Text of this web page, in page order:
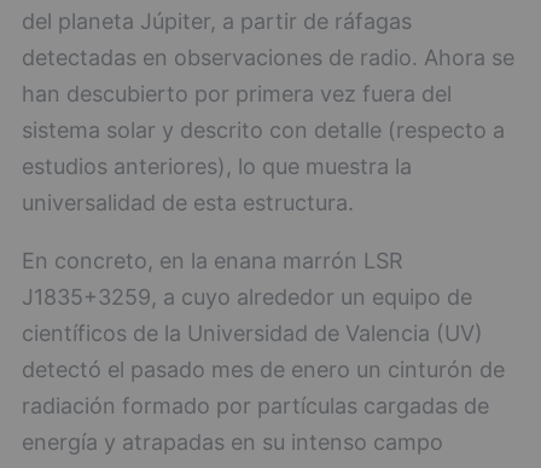
del planeta Júpiter, a partir de ráfagas
detectadas en observaciones de radio. Ahora se
han descubierto por primera vez fuera del
sistema solar y descrito con detalle (respecto a
estudios anteriores), lo que muestra la
universalidad de esta estructura.
En concreto, en la enana marrón LSR
J1835+3259, a cuyo alrededor un equipo de
científicos de la Universidad de Valencia (UV)
detectó el pasado mes de enero un cinturón de
radiación formado por partículas cargadas de
energía y atrapadas en su intenso campo